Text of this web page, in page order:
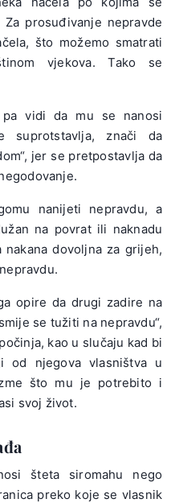
prosuđivanje nepravde
što možemo smatrati
vjekova. Tako se
vidi da mu se nanosi
suprotstavlja, znači da
jer se pretpostavlja da
nanijeti nepravdu, a
na povrat ili naknadu
dovoljna za grijeh,
opire da drugi zadire na
se tužiti na nepravdu“,
kao u slučaju kad bi
od njegova vlasništva u
što mu je potrebito i
svoj život.
šteta siromahu nego
preko koje se vlasnik